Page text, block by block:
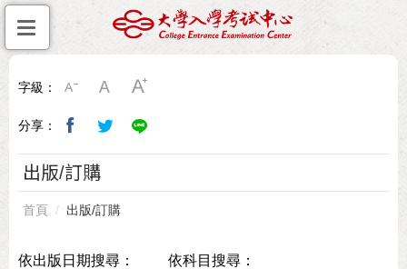
字級：
分享：
出版/訂購
首頁 出版/訂購
依出版日期搜尋 依科目搜尋